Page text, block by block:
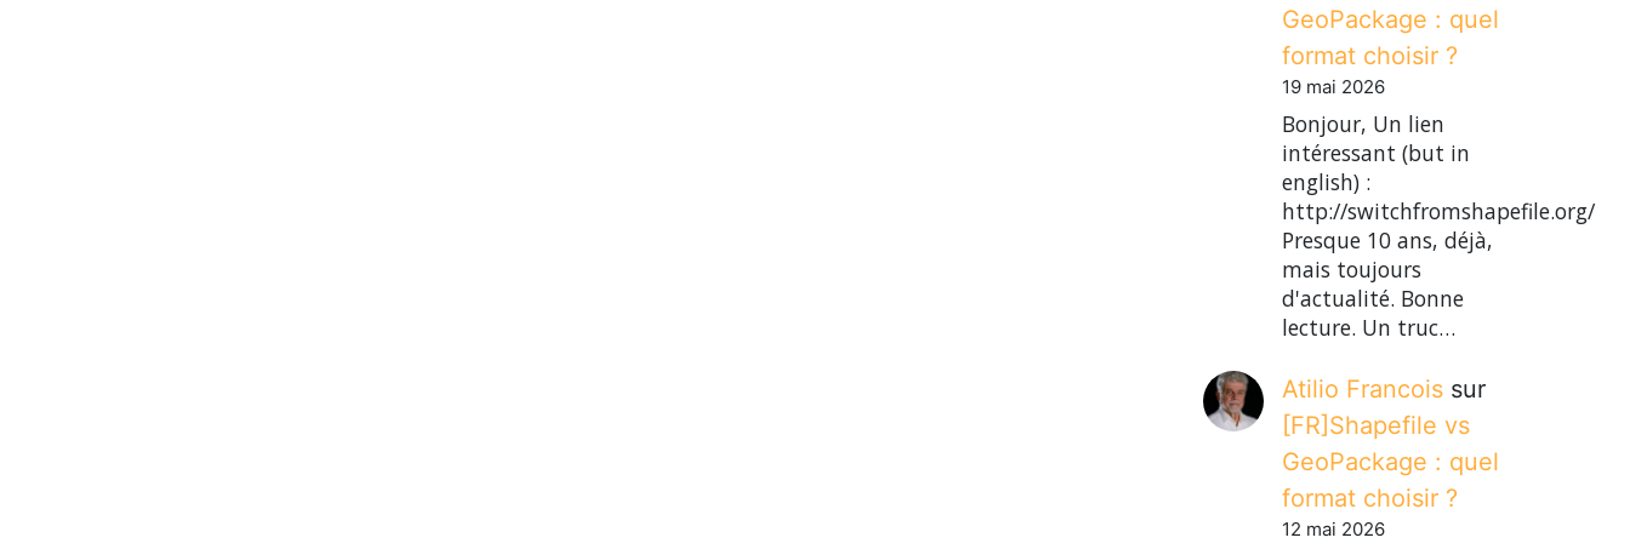
GeoPackage : quel
format choisir ?
19 mai 2026
Bonjour, Un lien
intéressant (but in
english) :
http://switchfromshapefile.org/
Presque 10 ans, déjà,
mais toujours
d'actualité. Bonne
lecture. Un truc…
Atilio Francois sur
[FR]Shapefile vs
GeoPackage : quel
format choisir ?
12 mai 2026